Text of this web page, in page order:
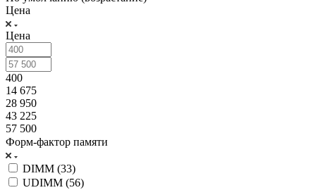
Цена
Цена
400
14 675
28 950
43 225
57 500
Форм-фактор памяти
DIMM (33)
UDIMM (56)